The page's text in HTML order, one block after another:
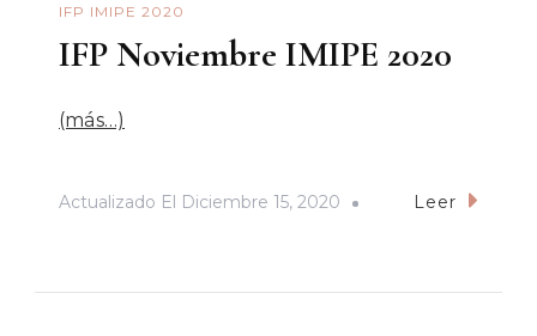
IFP IMIPE 2020
IFP Noviembre IMIPE 2020
(más…)
Actualizado El Diciembre 15, 2020 Leer